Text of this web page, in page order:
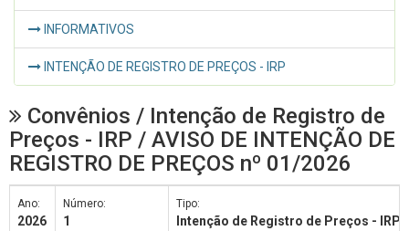
INFORMATIVOS
INTENÇÃO DE REGISTRO DE PREÇOS - IRP
Convênios / Intenção de Registro de
Preços - IRP / AVISO DE INTENÇÃO DE
REGISTRO DE PREÇOS nº 01/2026
Ano:
2026
Número:
1
Tipo:
Intenção de Registro de Preços - IRP